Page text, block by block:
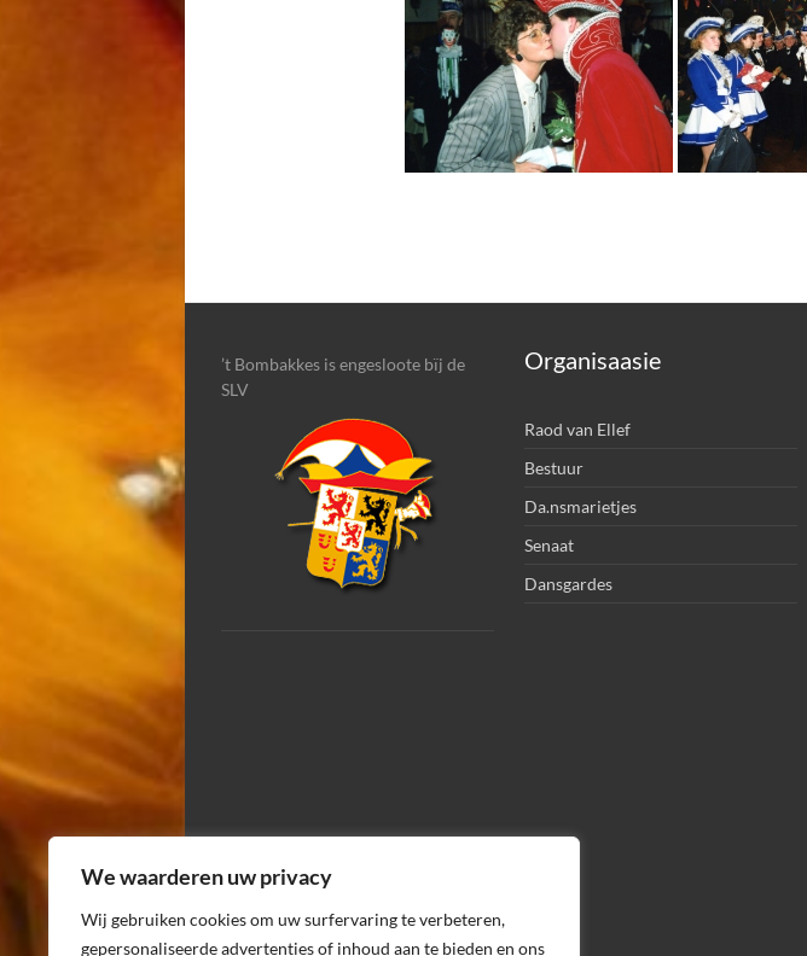
We waarderen uw privacy
Wij gebruiken cookies om uw surfervaring te verbeteren,
gepersonaliseerde advertenties of inhoud aan te bieden en ons
’t Bombakkes is engesloote bïj de
SLV
Organisaasie
Raod van Ellef
Bestuur
Da.nsmarietjes
Senaat
Dansgardes